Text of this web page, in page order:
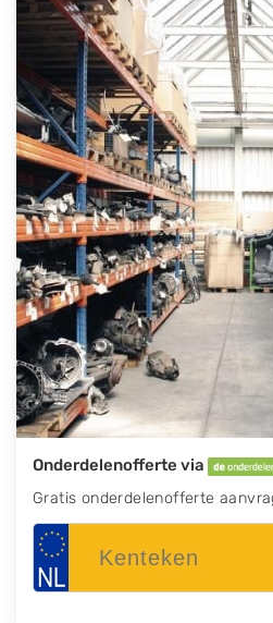
Onderdelenofferte via
Gratis onderdelenofferte